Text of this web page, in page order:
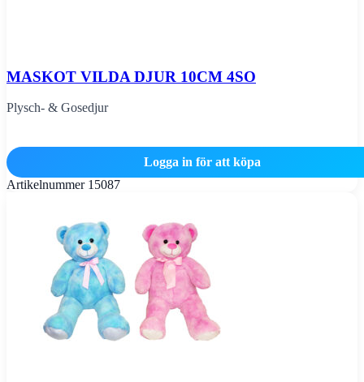
MASKOT VILDA DJUR 10CM 4SO
Plysch- & Gosedjur
Logga in för att köpa
Artikelnummer 15087